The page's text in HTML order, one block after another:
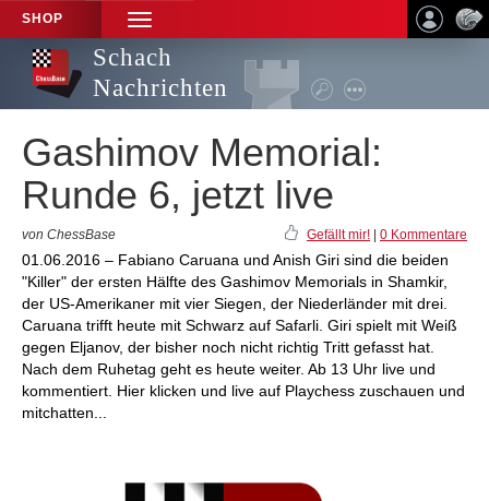
SHOP
TOGGLE
NAVIGATION
Schach
Nachrichten
Gashimov Memorial:
Runde 6, jetzt live
von ChessBase Gefällt mir! 0 Kommentare
01.06.2016 – Fabiano Caruana und Anish Giri sind die beiden
"Killer" der ersten Hälfte des Gashimov Memorials in Shamkir,
der US-Amerikaner mit vier Siegen, der Niederländer mit drei.
Caruana trifft heute mit Schwarz auf Safarli. Giri spielt mit Weiß
gegen Eljanov, der bisher noch nicht richtig Tritt gefasst hat.
Nach dem Ruhetag geht es heute weiter. Ab 13 Uhr live und
kommentiert. Hier klicken und live auf Playchess zuschauen und
mitchatten...